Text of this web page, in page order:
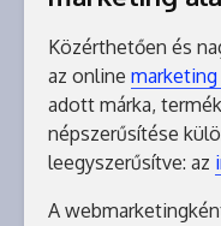
Közérthetően és
az online marketing
adott márka,
népszerűsítése
leegyszerűsítve: az
A